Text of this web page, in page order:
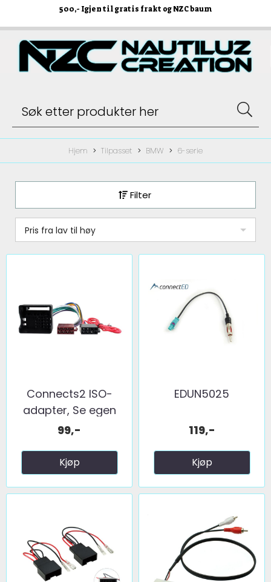
500,- Igjen til gratis frakt og NZC baum
Hjem Tilpasset BMW 6-serie
Filter
Pris fra lav til høy
Connects2 ISO-
adapter, Se egen
liste ...
99,-
Kjøp
EDUN5025
119,-
Kjøp